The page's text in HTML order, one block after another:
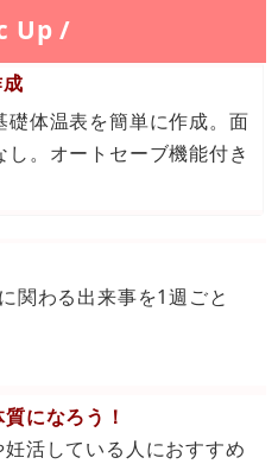
Up /
体温表を簡単に作成。面
し。オートセーブ機能付き
関わる出来事を1週ごと
になろう！
活している人におすすめ